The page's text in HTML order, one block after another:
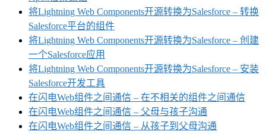
将Lightning Web Components开源转换为Salesforce – 转换
Salesforce平台的组件
将Lightning Web Components开源转换为Salesforce – 创建
一个Salesforce应用
将Lightning Web Components开源转换为Salesforce – 安装
Salesforce开发工具
在闪电Web组件之间通信 – 在不相关的组件之间通信
在闪电Web组件之间通信 – 父母与孩子沟通
在闪电Web组件之间通信 – 从孩子到父母沟通